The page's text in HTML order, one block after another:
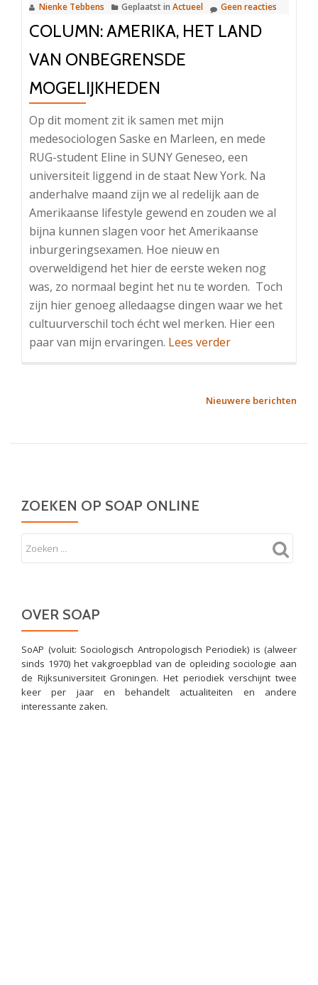
Nienke Tebbens Geplaatst in Actueel Geen reacties
COLUMN: AMERIKA, HET LAND
VAN ONBEGRENSDE
MOGELIJKHEDEN
Op dit moment zit ik samen met mijn
medesociologen Saske en Marleen, en mede
RUG-student Eline in SUNY Geneseo, een
universiteit liggend in de staat New York. Na
anderhalve maand zijn we al redelijk aan de
Amerikaanse lifestyle gewend en zouden we al
bijna kunnen slagen voor het Amerikaanse
inburgeringsexamen. Hoe nieuw en
overweldigend het hier de eerste weken nog
was, zo normaal begint het nu te worden. Toch
zijn hier genoeg alledaagse dingen waar we het
cultuurverschil toch écht wel merken. Hier een
paar van mijn ervaringen. Lees verderOverColumn:
land
Nieuwere berichten
ZOEKEN OP SOAP ONLINE
OVER SOAP
SoAP (voluit: Sociologisch Antropologisch Periodiek) is (alweer
sinds 1970) het vakgroepblad van de opleiding sociologie aan
de Rijksuniversiteit Groningen. Het periodiek verschijnt twee
keer per jaar en behandelt actualiteiten en andere
interessante zaken.